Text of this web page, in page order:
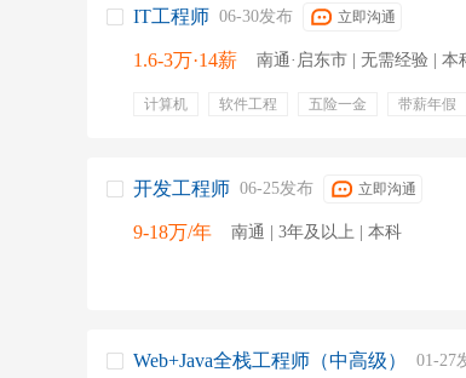
IT工程师 06-30发布 立即沟通
1.6-3万·14薪 南通·启东市 | 无需经验 | 本
计算机 软件工程 五险一金 带薪年假
开发工程师 06-25发布 立即沟通
9-18万/年 南通 | 3年及以上 | 本科
Web+Java全栈工程师（中高级） 01-27